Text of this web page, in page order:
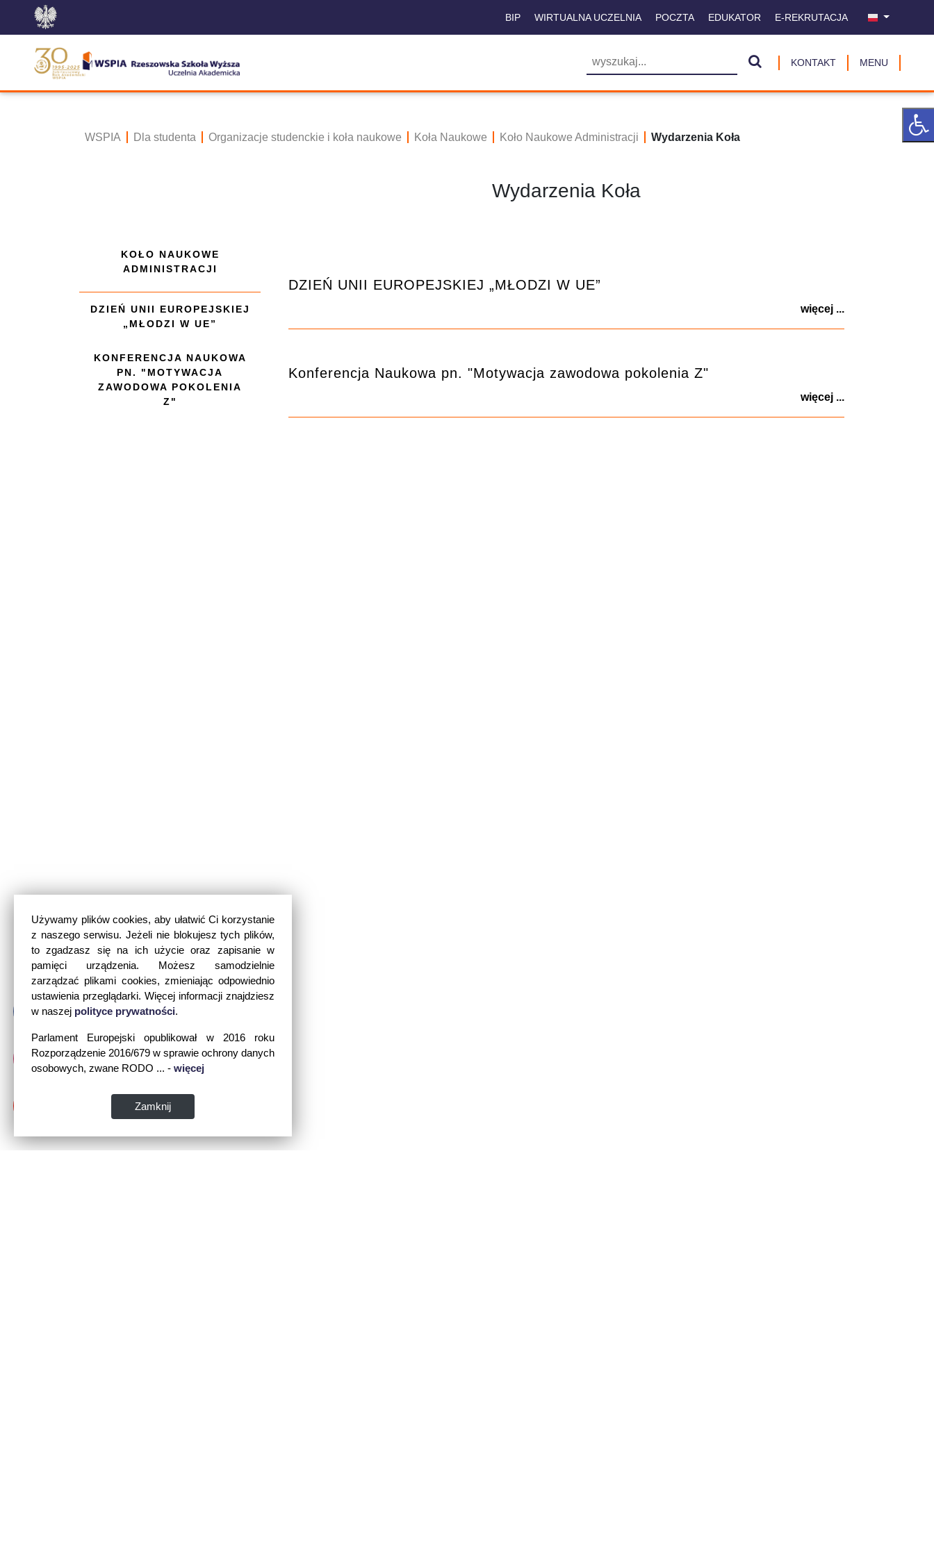
Używamy plików cookies, aby ułatwić Ci korzystanie
z naszego serwisu. Jeżeli nie blokujesz tych plików,
to zgadzasz się na ich użycie oraz zapisanie w
pamięci urządzenia. Możesz samodzielnie
zarządzać plikami cookies, zmieniając odpowiednio
ustawienia przeglądarki. Więcej informacji znajdziesz
w naszej polityce prywatności.
Parlament Europejski opublikował w 2016 roku
Rozporządzenie 2016/679 w sprawie ochrony danych
osobowych, zwane RODO ... - więcej
Zamknij
BIP WIRTUALNA UCZELNIA POCZTA EDUKATOR E-REKRUTACJA
KONTAKT MENU
WSPIA Dla studenta Organizacje studenckie i koła naukowe Koła Naukowe Koło Naukowe Administracji Wydarzenia Koła
KOŁO NAUKOWE
ADMINISTRACJI
DZIEŃ UNII EUROPEJSKIEJ
„MŁODZI W UE”
KONFERENCJA NAUKOWA
PN. "MOTYWACJA
ZAWODOWA POKOLENIA
Z"
Wydarzenia Koła
DZIEŃ UNII EUROPEJSKIEJ „MŁODZI W UE”
więcej ...
Konferencja Naukowa pn. "Motywacja zawodowa pokolenia Z"
więcej ...